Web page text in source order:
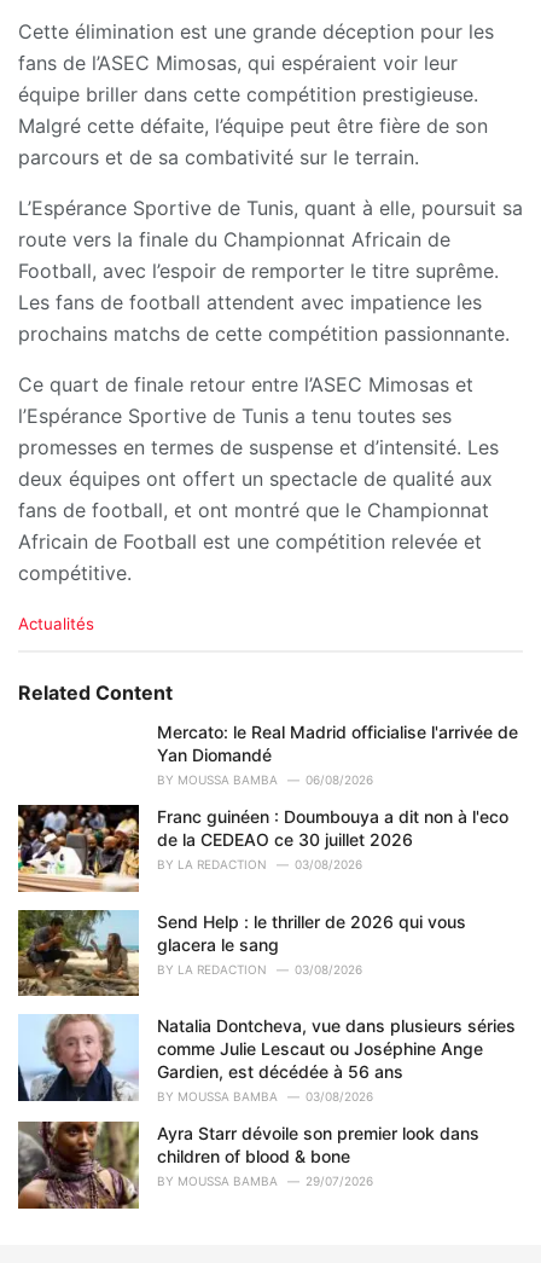
Cette élimination est une grande déception pour les
fans de l’ASEC Mimosas, qui espéraient voir leur
équipe briller dans cette compétition prestigieuse.
Malgré cette défaite, l’équipe peut être fière de son
parcours et de sa combativité sur le terrain.
L’Espérance Sportive de Tunis, quant à elle, poursuit sa
route vers la finale du Championnat Africain de
Football, avec l’espoir de remporter le titre suprême.
Les fans de football attendent avec impatience les
prochains matchs de cette compétition passionnante.
Ce quart de finale retour entre l’ASEC Mimosas et
l’Espérance Sportive de Tunis a tenu toutes ses
promesses en termes de suspense et d’intensité. Les
deux équipes ont offert un spectacle de qualité aux
fans de football, et ont montré que le Championnat
Africain de Football est une compétition relevée et
compétitive.
C
e
s
:
Actualités
Related Content
Mercato: le Real Madrid officialise l'arrivée de
Yan Diomandé
BY MOUSSA BAMBA 06/08/2026
Franc guinéen : Doumbouya a dit non à l'eco
de la CEDEAO ce 30 juillet 2026
BY LA REDACTION 03/08/2026
Send Help : le thriller de 2026 qui vous
glacera le sang
BY LA REDACTION 03/08/2026
Natalia Dontcheva, vue dans plusieurs séries
comme Julie Lescaut ou Joséphine Ange
Gardien, est décédée à 56 ans
BY MOUSSA BAMBA 03/08/2026
Ayra Starr dévoile son premier look dans
children of blood & bone
BY MOUSSA BAMBA 29/07/2026